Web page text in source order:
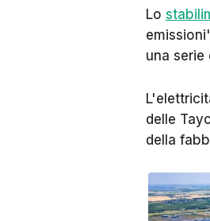
Lo
una
delle
della